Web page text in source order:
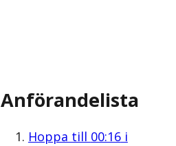
Anförandelista
Hoppa till 00:16i